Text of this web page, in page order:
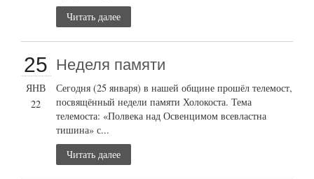
Читать далее
25
ЯНВ
22
Неделя памяти
Сегодня (25 января) в нашей общине прошёл телемост,
посвящённый недели памяти Холокоста. Тема
телемоста: «Полвека над Освенцимом всевластна
тишина» с...
Читать далее